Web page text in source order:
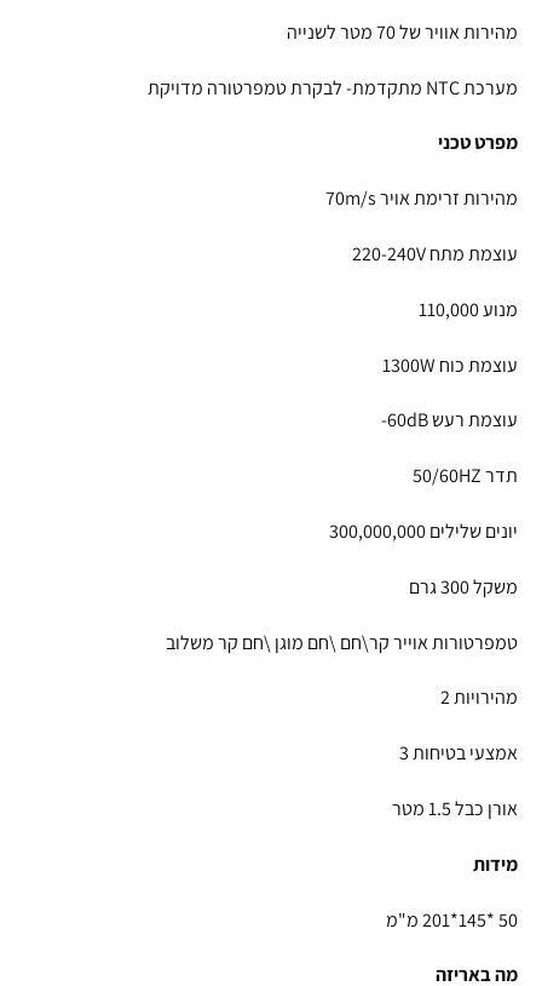
מהירות אוויר של 70 מטר לשנייה
מערכת NTC מתקדמת- לבקרת טמפרטורה מדויקת
מפרט טכני
מהירות זרימת אויר 70m/s
עוצמת מתח 220-240V
מנוע 110,000
עוצמת כוח 1300W
עוצמת רעש 60dB-
תדר 50/60HZ
יונים שלילים 300,000,000
משקל 300 גרם
טמפרטורות אוייר קר\חם \חם מוגן \חם קר משלוב
מהירויות 2
אמצעי בטיחות 3
אורן כבל 1.5 מטר
מידות
50 *145*201 מ"מ
מה באריזה